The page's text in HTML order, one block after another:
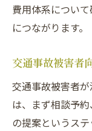
費用体系につい
につながります。
交通事故被害者
交通事故被害者
は、まず相談予
の提案というス